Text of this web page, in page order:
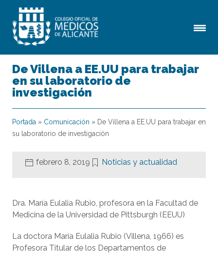
De Villena a EE.UU para trabajar
en su laboratorio de
investigación
Portada » Comunicación » De Villena a EE.UU para trabajar en
su laboratorio de investigación
febrero 8, 2019 Noticias y actualidad
Dra. María Eulalia Rubio, profesora en la Facultad de
Medicina de la Universidad de Pittsburgh (EEUU)
La doctora María Eulalia Rubio (Villena, 1966) es
Profesora Titular de los Departamentos de